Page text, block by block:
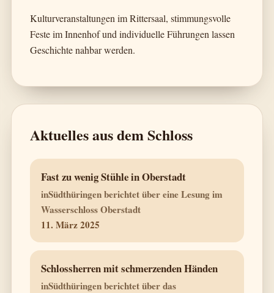
Kulturveranstaltungen im Rittersaal, stimmungsvolle
Feste im Innenhof und individuelle Führungen lassen
Geschichte nahbar werden.
Aktuelles aus dem Schloss
Fast zu wenig Stühle in Oberstadt
inSüdthüringen berichtet über eine Lesung im
Wasserschloss Oberstadt
11. März 2025
Schlossherren mit schmerzenden Händen
inSüdthüringen berichtet über das